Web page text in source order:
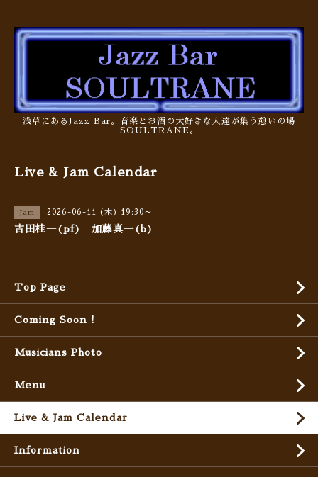
浅草にあるJazz Bar。音楽とお酒の大好きな人達が集う憩いの場
SOULTRANE。
Live & Jam Calendar
Jam 2026-06-11 (木) 19:30～
吉田桂一(pf) 加藤真一(b)
Top Page
Coming Soon !
Musicians Photo
Menu
Live & Jam Calendar
Information